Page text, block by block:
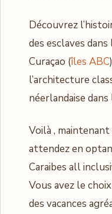
Découvrez
des esclaves
Curaçao (îles ABC
l’architecture
néerlandaise
Voilà , maintenant
attendez en
Caraibes all
Vous avez le
des vacances